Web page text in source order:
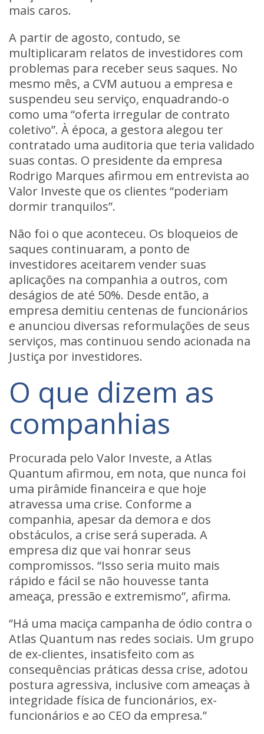
mais caros.
A partir de agosto, contudo, se
multiplicaram relatos de investidores com
problemas para receber seus saques. No
mesmo mês, a CVM autuou a empresa e
suspendeu seu serviço, enquadrando-o
como uma “oferta irregular de contrato
coletivo”. À época, a gestora alegou ter
contratado uma auditoria que teria validado
suas contas. O presidente da empresa
Rodrigo Marques afirmou em entrevista ao
Valor Investe que os clientes “poderiam
dormir tranquilos”.
Não foi o que aconteceu. Os bloqueios de
saques continuaram, a ponto de
investidores aceitarem vender suas
aplicações na companhia a outros, com
deságios de até 50%. Desde então, a
empresa demitiu centenas de funcionários
e anunciou diversas reformulações de seus
serviços, mas continuou sendo acionada na
Justiça por investidores.
O que dizem as
companhias
Procurada pelo Valor Investe, a Atlas
Quantum afirmou, em nota, que nunca foi
uma pirâmide financeira e que hoje
atravessa uma crise. Conforme a
companhia, apesar da demora e dos
obstáculos, a crise será superada. A
empresa diz que vai honrar seus
compromissos. “Isso seria muito mais
rápido e fácil se não houvesse tanta
ameaça, pressão e extremismo”, afirma.
“Há uma maciça campanha de ódio contra o
Atlas Quantum nas redes sociais. Um grupo
de ex-clientes, insatisfeito com as
consequências práticas dessa crise, adotou
postura agressiva, inclusive com ameaças à
integridade física de funcionários, ex-
funcionários e ao CEO da empresa.”